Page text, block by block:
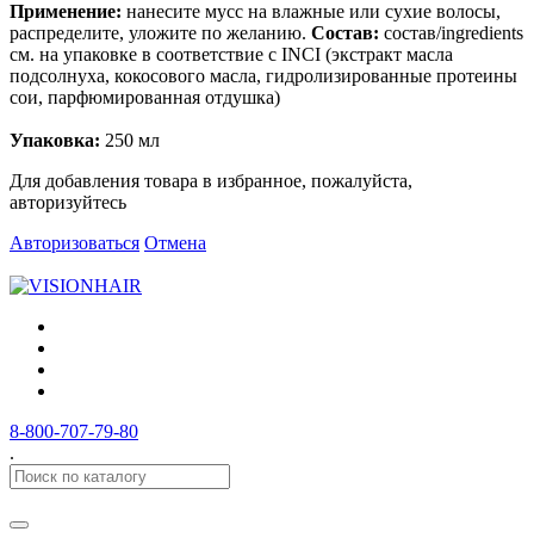
Применение: нанесите мусс на влажные или сухие волосы,
распределите, уложите по желанию. Состав: состав/ingredients
см. на упаковке в соответствие с INCI (экстракт масла
подсолнуха, кокосового масла, гидролизированные протеины
сои, парфюмированная отдушка)
Упаковка: 250 мл
Для добавления товара в избранное, пожалуйста,
авторизуйтесь
Авторизоваться Отмена
8-800-707-79-80
.